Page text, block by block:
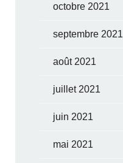
octobre 2021
septembre 2021
août 2021
juillet 2021
juin 2021
mai 2021